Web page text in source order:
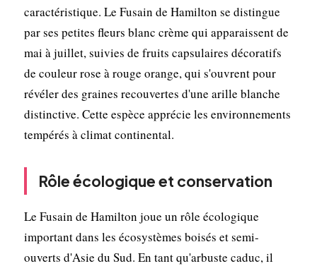
caractéristique. Le Fusain de Hamilton se distingue
par ses petites fleurs blanc crème qui apparaissent de
mai à juillet, suivies de fruits capsulaires décoratifs
de couleur rose à rouge orange, qui s'ouvrent pour
révéler des graines recouvertes d'une arille blanche
distinctive. Cette espèce apprécie les environnements
tempérés à climat continental.
Rôle écologique et conservation
Le Fusain de Hamilton joue un rôle écologique
important dans les écosystèmes boisés et semi-
ouverts d'Asie du Sud. En tant qu'arbuste caduc, il